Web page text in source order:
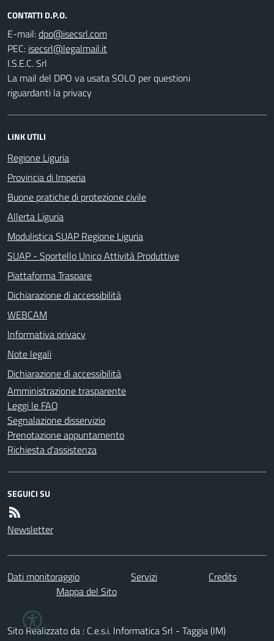
CONTATTI D.P.O.
E-mail:
PEC:
I.S.E.C. Srl
La mail del DPO va usata SOLO per questioni
riguardanti la privacy
LINK UTILI
Regione Liguria
Provincia di Imperia
Buone pratiche di protezione civile
Allerta Liguria
Modulistica SUAP Regione Liguria
SUAP - Sportello Unico Attività Produttive
Piattaforma Traspare
Dichiarazione di accessibilità
WEBCAM
Informativa privacy
Note legali
Dichiarazione di accessibilità
Amministrazione trasparente
Leggi le FAQ
Segnalazione disservizio
Prenotazione appuntamento
Richiesta d'assistenza
SEGUICI SU
Newsletter
Dati monitoraggio Servizi
Credits
Mappa del Sito
Sito Realizzato da : C.e.s.i. Informatica Srl - Taggia (IM)